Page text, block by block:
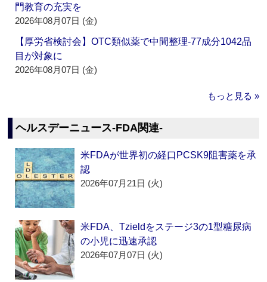
門教育の充実を
2026年08月07日 (金)
【厚労省検討会】OTC類似薬で中間整理‐77成分1042品
目が対象に
2026年08月07日 (金)
もっと見る »
ヘルスデーニュース‐FDA関連‐
米FDAが世界初の経口PCSK9阻害薬を承
認
2026年07月21日 (火)
米FDA、Tzieldをステージ3の1型糖尿病
の小児に迅速承認
2026年07月07日 (火)